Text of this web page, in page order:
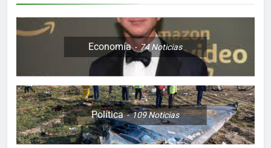
Economía 74Noticias
Política 109Noticias